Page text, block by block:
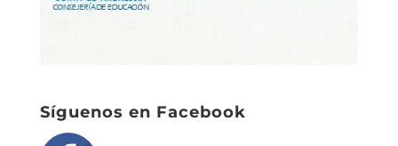
Síguenos en Facebook